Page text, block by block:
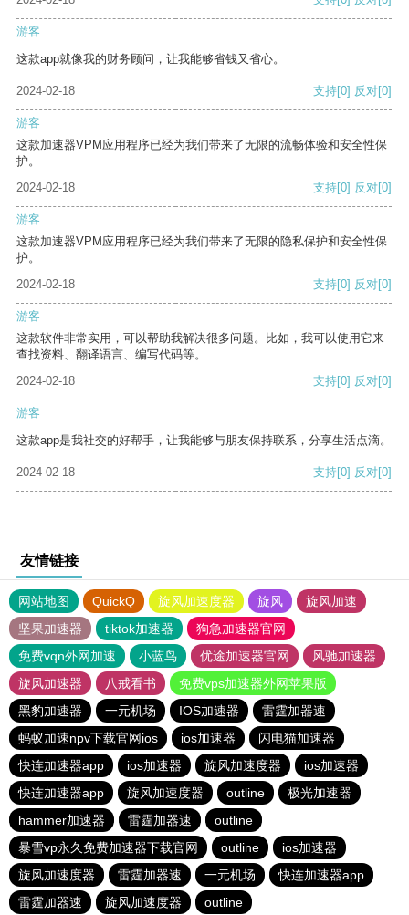
游客
这款app就像我的财务顾问，让我能够省钱又省心。
2024-02-18 支持[0] 反对[0]
游客
这款加速器VPM应用程序已经为我们带来了无限的流畅体验和安全性保
护。
2024-02-18
支持[0] 反对[0]
游客
这款加速器VPM应用程序已经为我们带来了无限的隐私保护和安全性保
护。
2024-02-18
支持[0] 反对[0]
游客
这款软件非常实用，可以帮助我解决很多问题。比如，我可以使用它来
查找资料、翻译语言、编写代码等。
2024-02-18
支持[0] 反对[0]
游客
这款app是我社交的好帮手，让我能够与朋友保持联系，分享生活点滴。
2024-02-18 支持[0] 反对[0]
友情链接
网站地图 QuickQ 旋风加速度器 旋风
旋风加速
坚果加速器
tiktok加速器
狗急加速器官网
免费vqn外网加速
小蓝鸟 优途加速器官网
风驰加速器
旋风加速器
八戒看书
免费vps加速器外网苹果版
黑豹加速器
一元机场 IOS加速器
雷霆加器速
蚂蚁加速npv下载官网ios
ios加速器
闪电猫加速器
快连加速器app
ios加速器 旋风加速度器
ios加速器
快连加速器app
旋风加速度器 outline
极光加速器
hammer加速器
雷霆加器速
outline
暴雪vp永久免费加速器下载官网
outline
ios加速器
旋风加速度器
雷霆加器速 一元机场
快连加速器app
雷霆加器速
旋风加速度器 outline